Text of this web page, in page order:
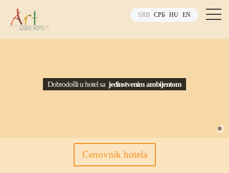
SRB СРБ HU EN
Cenovnik hotela